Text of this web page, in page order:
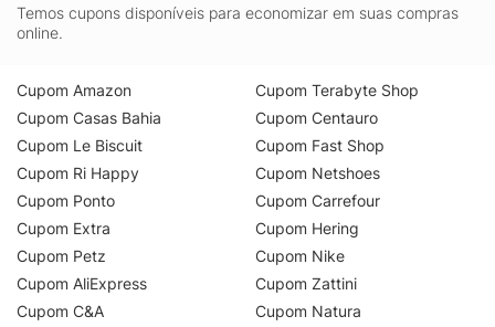
Temos cupons disponíveis para economizar em suas compras
online.
Cupom Amazon
Cupom Casas Bahia
Cupom Le Biscuit
Cupom Ri Happy
Cupom Ponto
Cupom Extra
Cupom Petz
Cupom AliExpress
Cupom C&A
Cupom Terabyte Shop
Cupom Centauro
Cupom Fast Shop
Cupom Netshoes
Cupom Carrefour
Cupom Hering
Cupom Nike
Cupom Zattini
Cupom Natura